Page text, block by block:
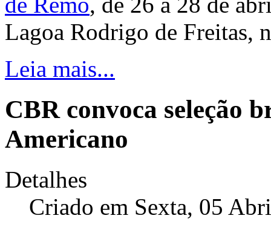
Lagoa Rodrigo de Freitas,
Leia mais...
CBR convoca seleção
Americano
Detalhes
Criado em Sexta, 05